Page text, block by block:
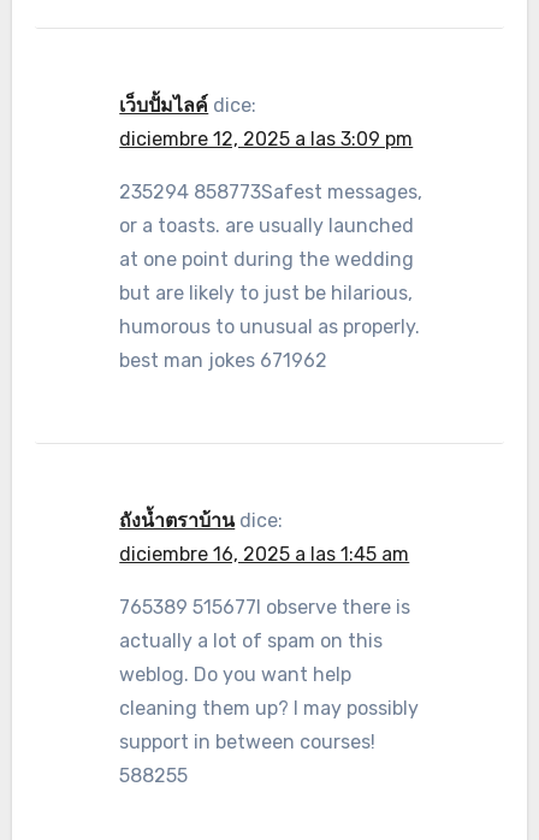
เว็บปั้มไลค์ dice:
diciembre 12, 2025 a las 3:09 pm
235294 858773Safest messages,
or a toasts. are usually launched
at one point during the wedding
but are likely to just be hilarious,
humorous to unusual as properly.
best man jokes 671962
ถังน้ำตราบ้าน dice:
diciembre 16, 2025 a las 1:45 am
765389 515677I observe there is
actually a lot of spam on this
weblog. Do you want help
cleaning them up? I may possibly
support in between courses!
588255